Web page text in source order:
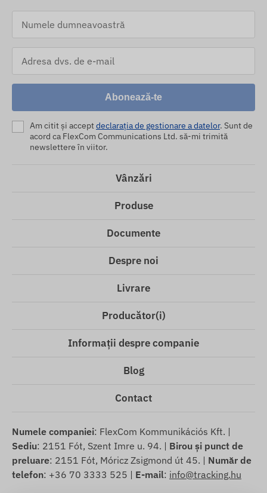
Abonează-te
Am citit și acceptdeclarația de gestionare a datelor. Sunt de
acord ca FlexCom Communications Ltd. să-mi trimită
newslettere în viitor.
Vânzări
Produse
Documente
Despre noi
Livrare
Producător(i)
Informații despre companie
Blog
Contact
Numele companiei: FlexCom Kommunikációs Kft. |
Sediu: 2151 Fót, Szent Imre u. 94. | Birou și punct de
preluare: 2151 Fót, Móricz Zsigmond út 45. | Număr de
telefon: +36 70 3333 525 | E-mail: info@tracking.hu